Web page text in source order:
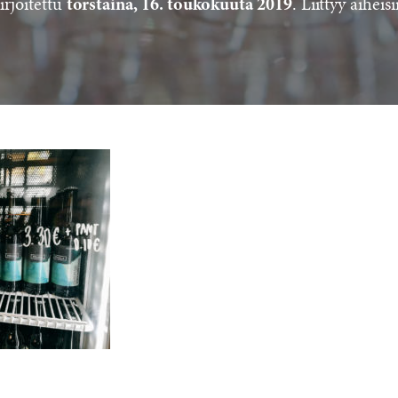
torstaina, 16. toukokuuta 2019. Liittyy